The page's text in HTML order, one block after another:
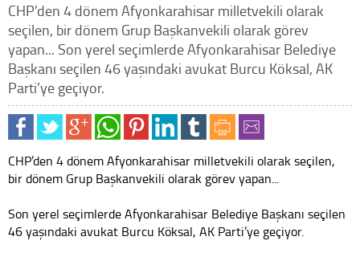
CHP’den 4 dönem Afyonkarahisar milletvekili olarak
seçilen, bir dönem Grup Başkanvekili olarak görev
yapan... Son yerel seçimlerde Afyonkarahisar Belediye
Başkanı seçilen 46 yaşındaki avukat Burcu Köksal, AK
Parti’ye geçiyor.
CHP’den 4 dönem Afyonkarahisar milletvekili olarak seçilen,
bir dönem Grup Başkanvekili olarak görev yapan...
Son yerel seçimlerde Afyonkarahisar Belediye Başkanı seçilen
46 yaşındaki avukat Burcu Köksal, AK Parti’ye geçiyor.